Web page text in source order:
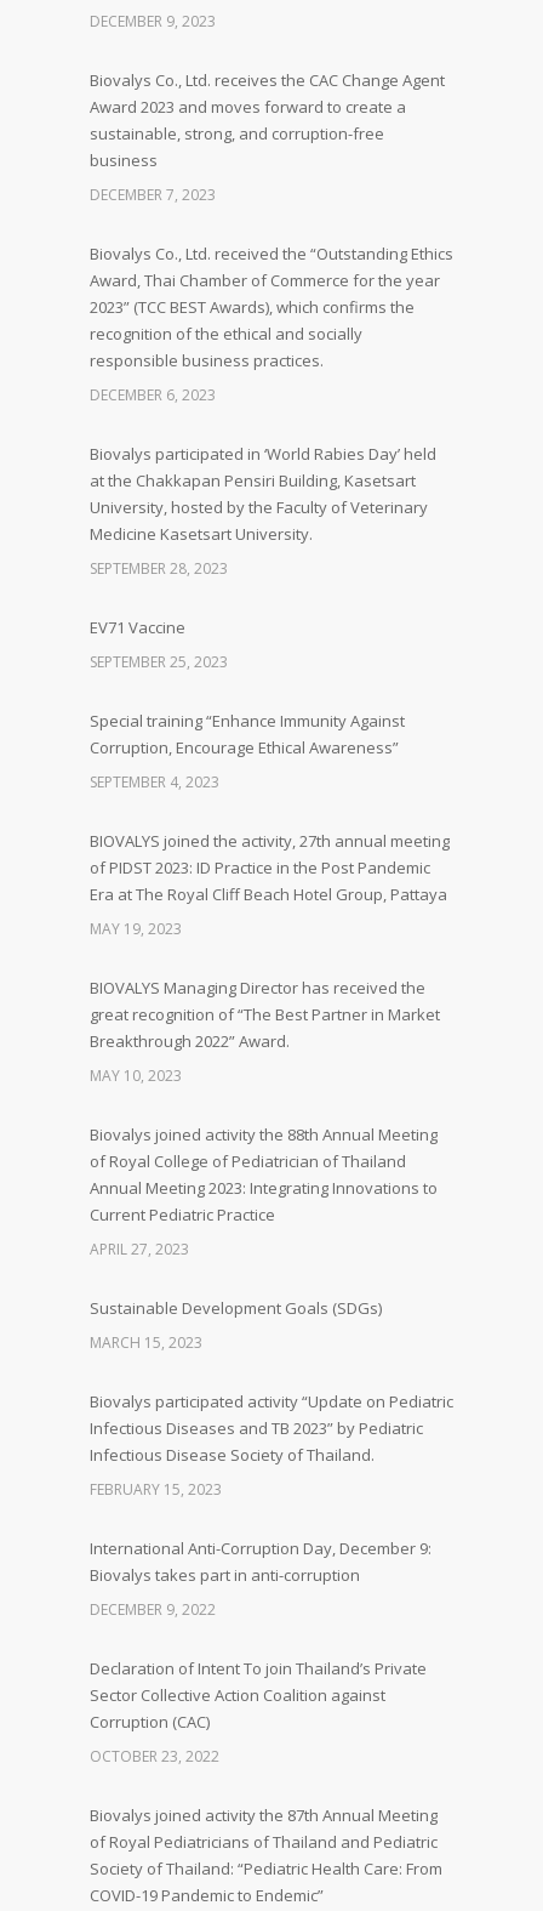
DECEMBER 9, 2023
Biovalys Co., Ltd. receives the CAC Change Agent
Award 2023 and moves forward to create a
sustainable, strong, and corruption-free
business
DECEMBER 7, 2023
Biovalys Co., Ltd. received the “Outstanding Ethics
Award, Thai Chamber of Commerce for the year
2023” (TCC BEST Awards), which confirms the
recognition of the ethical and socially
responsible business practices.
DECEMBER 6, 2023
Biovalys participated in ‘World Rabies Day’ held
at the Chakkapan Pensiri Building, Kasetsart
University, hosted by the Faculty of Veterinary
Medicine Kasetsart University.
SEPTEMBER 28, 2023
EV71 Vaccine
SEPTEMBER 25, 2023
Special training “Enhance Immunity Against
Corruption, Encourage Ethical Awareness”
SEPTEMBER 4, 2023
BIOVALYS joined the activity, 27th annual meeting
of PIDST 2023: ID Practice in the Post Pandemic
Era at The Royal Cliff Beach Hotel Group, Pattaya
MAY 19, 2023
BIOVALYS Managing Director has received the
great recognition of “The Best Partner in Market
Breakthrough 2022” Award.
MAY 10, 2023
Biovalys joined activity the 88th Annual Meeting
of Royal College of Pediatrician of Thailand
Annual Meeting 2023: Integrating Innovations to
Current Pediatric Practice
APRIL 27, 2023
Sustainable Development Goals (SDGs)
MARCH 15, 2023
Biovalys participated activity “Update on Pediatric
Infectious Diseases and TB 2023” by Pediatric
Infectious Disease Society of Thailand.
FEBRUARY 15, 2023
International Anti-Corruption Day, December 9:
Biovalys takes part in anti-corruption
DECEMBER 9, 2022
Declaration of Intent To join Thailand’s Private
Sector Collective Action Coalition against
Corruption (CAC)
OCTOBER 23, 2022
Biovalys joined activity the 87th Annual Meeting
of Royal Pediatricians of Thailand and Pediatric
Society of Thailand: “Pediatric Health Care: From
COVID-19 Pandemic to Endemic”